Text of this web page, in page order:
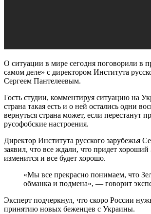
О ситуации в мире сегодня поговорили в
самом деле» с директором Института
Сергеем Пантелеевым.
Гость студии, комментируя ситуацию на
страна такая есть и о ней остались одни
вернуться страна может, если перестанут
русофобские настроения.
Директор Института русского зарубежья
заявил, что все ждали, что придет хороший
изменится и все будет хорошо.
«Мы все прекрасно понимаем, что
обманка и подмена», — говорит
Эксперт подчеркнул, что скоро России
принятию новых беженцев с Украины.